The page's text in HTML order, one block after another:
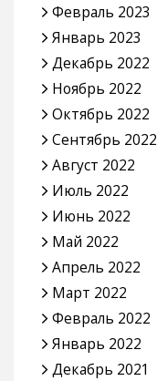
Февраль 2023
Январь 2023
Декабрь 2022
Ноябрь 2022
Октябрь 2022
Сентябрь 2022
Август 2022
Июль 2022
Июнь 2022
Май 2022
Апрель 2022
Март 2022
Февраль 2022
Январь 2022
Декабрь 2021